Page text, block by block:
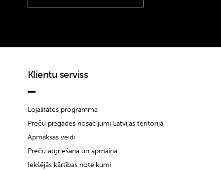
Klientu serviss
Lojalitātes programma
Preču piegādes nosacījumi Latvijas teritorijā
Apmaksas veidi
Preču atgriešana un apmaiņa
Iekšējās kārtības noteikumi